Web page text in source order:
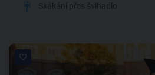
Skákání přes švihadlo